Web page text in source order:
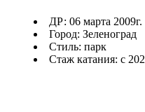
ДР: 06 марта 2009г.
Город: Зеленоград
Стиль: парк
Стаж катания: с